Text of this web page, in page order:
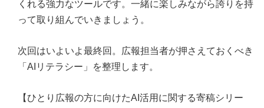
くれる強力なツールです。一緒に楽しみながら誇りを持
って取り組んでいきましょう。
次回はいよいよ最終回。広報担当者が押さえておくべき
「AIリテラシー」を整理します。
【ひとり広報の方に向けたAI活用に関する寄稿シリー